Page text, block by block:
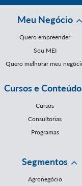
Meu Negócio
Quero empreender
Sou MEI
Quero melhorar meu
Cursos e
Cursos
Consultorias
Programas
Segmentos
Agronegócio